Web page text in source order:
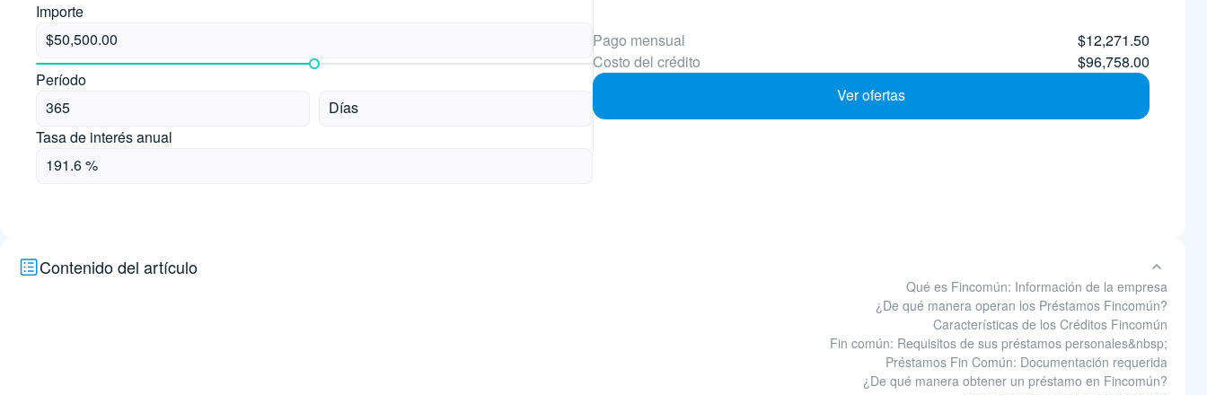
Importe
Período
Tasa de interés anual
Pago mensual
$12,271.50
Costo del crédito
$96,758.00
Ver ofertas
Contenido del artículo
Qué es Fincomún: Información de la empresa
¿De qué manera operan los Préstamos Fincomún?
Características de los Créditos Fincomún
Fin común: Requisitos de sus préstamos personales&nbsp;
Préstamos Fin Común: Documentación requerida
¿De qué manera obtener un préstamo en Fincomún?